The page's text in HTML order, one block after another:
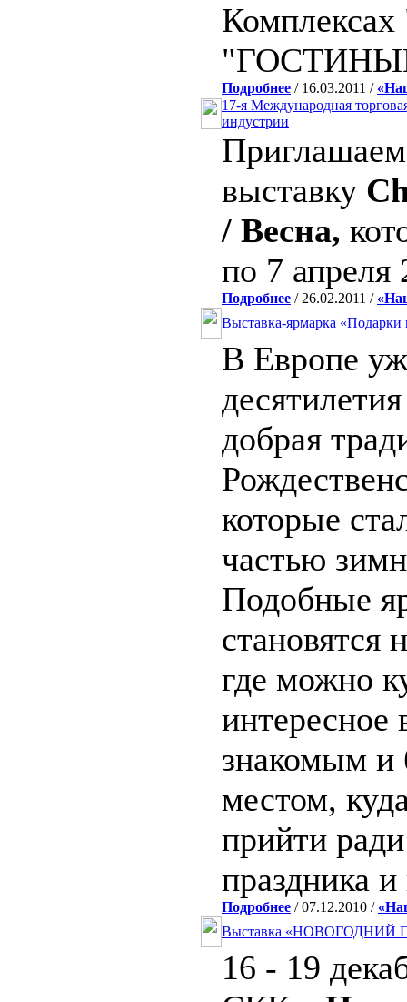
Подробнее / 16.03.2011 /
17-я Международная
индустрии
Приглашаем
выставку
/ Весна,
по 7
Подробнее / 26.02.2011 /
Выставка-ярмарка
В Европе
добрая
которые
частью
Подобные
становятся
где можно
интересное
знакомым и
местом,
прийти
праздника и
Подробнее / 07.12.2010 /
Выставка «НОВОГОДНИЙ
16 - 19